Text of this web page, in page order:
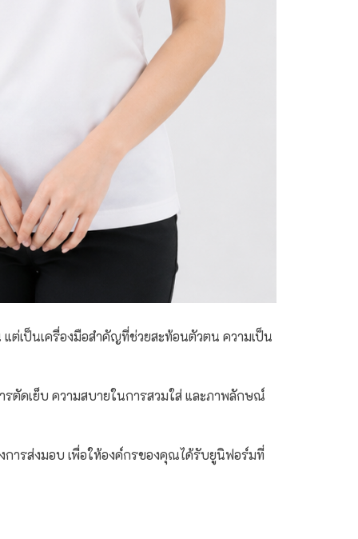
เป็นเครื่องมือสำคัญที่ช่วยสะท้อนตัวตน ความเป็น
ตัดเย็บ ความสบายในการสวมใส่ และภาพลักษณ์
การส่งมอบ เพื่อให้องค์กรของคุณได้รับยูนิฟอร์มที่